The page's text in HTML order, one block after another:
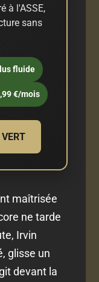
à l'ASSE,
sans
fluide
€/mois
maîtrisée
ne tarde
Irvin
glisse un
devant la